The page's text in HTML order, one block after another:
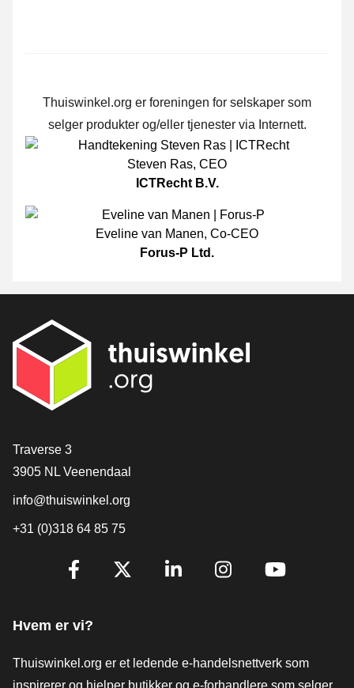
Thuiswinkel.org er foreningen for selskaper som
selger produkter og/eller tjenester via Internett.
Steven Ras, CEO
ICTRecht B.V.
Eveline van Manen, Co-CEO
Forus-P Ltd.
[_General:Contact]
Traverse 3
3905 NL Veenendaal
info@thuiswinkel.org
+31 (0)318 64 85 75
[_General:SocialMediaTitle]
Hvem er vi?
Thuiswinkel.org er et ledende e-handelsnettverk som